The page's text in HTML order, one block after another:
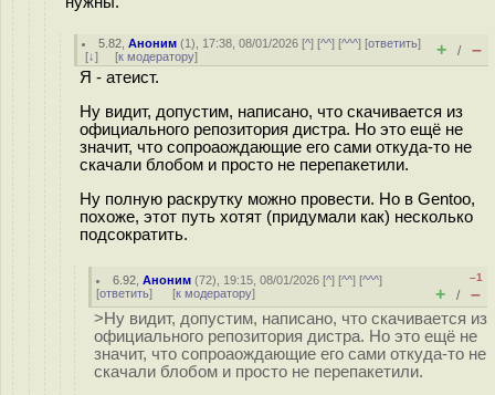
5.82 ,Аноним (1), 17:38, 08/01/2026 [^] [^^] [^^^] [ответить]
[↓] [к модератору] + / –
Я - атеист.
Ну видит, допустим, написано, что скачивается из
официального репозитория дистра. Но это ещё не
значит, что сопроаождающие его сами откуда-то не
скачали блобом и просто не перепакетили.
Ну полную раскрутку можно провести. Но в Gentoo,
похоже, этот путь хотят (придумали как) несколько
подсократить.
6.92 ,Аноним (72), 19:15, 08/01/2026 [^] [^^] [^^^]
[ответить] [к модератору]
–1
+ / –
>Ну видит, допустим, написано, что скачивается из
официального репозитория дистра. Но это ещё не
значит, что сопроаождающие его сами откуда-то не
скачали блобом и просто не перепакетили.